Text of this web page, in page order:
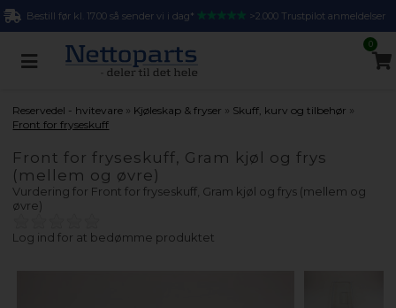
Bestill før kl. 17.00 så sender vi i dag* >2.000 Trustpilot anmeldelser
0
Reservedel - hvitevare » Kjøleskap & fryser » Skuff, kurv og tilbehør »
Front for fryseskuff
Front for fryseskuff, Gram kjøl og frys
(mellem og øvre)
Vurdering for Front for fryseskuff, Gram kjøl og frys (mellem og
øvre)
Log ind for at bedømme produktet